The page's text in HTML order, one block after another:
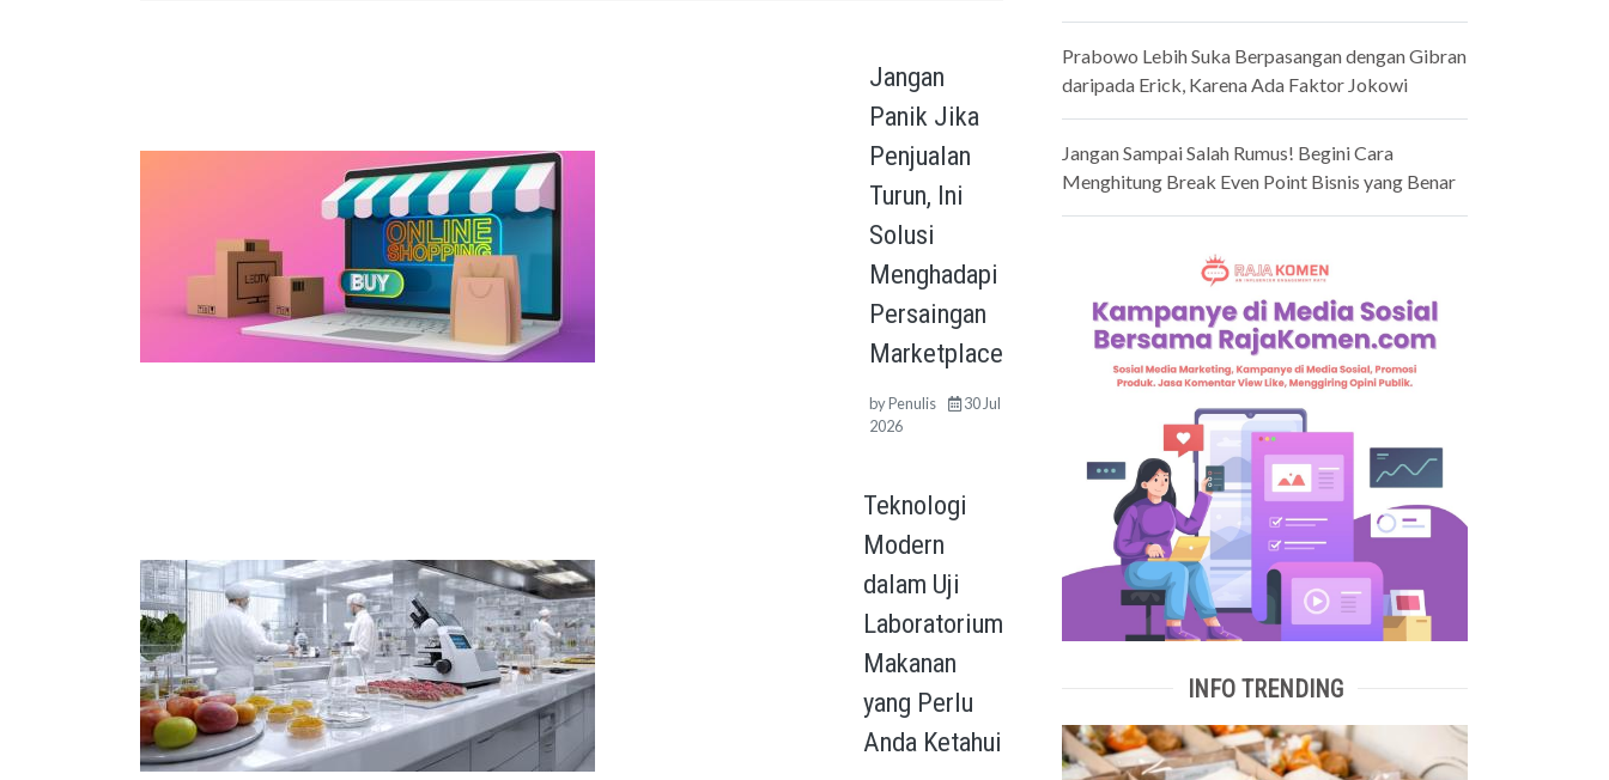
Jangan
Panik Jika
Penjualan
Turun, Ini
Solusi
Menghadapi
Persaingan
Marketplace
byPenulis
30 Jul
2026
Teknologi
Modern
dalam Uji
Laboratorium
Makanan
yang Perlu
Anda Ketahui
Prabowo Lebih Suka Berpasangan dengan Gibran
daripada Erick, Karena Ada Faktor Jokowi
Jangan Sampai Salah Rumus! Begini Cara
Menghitung Break Even Point Bisnis yang Benar
INFO TRENDING